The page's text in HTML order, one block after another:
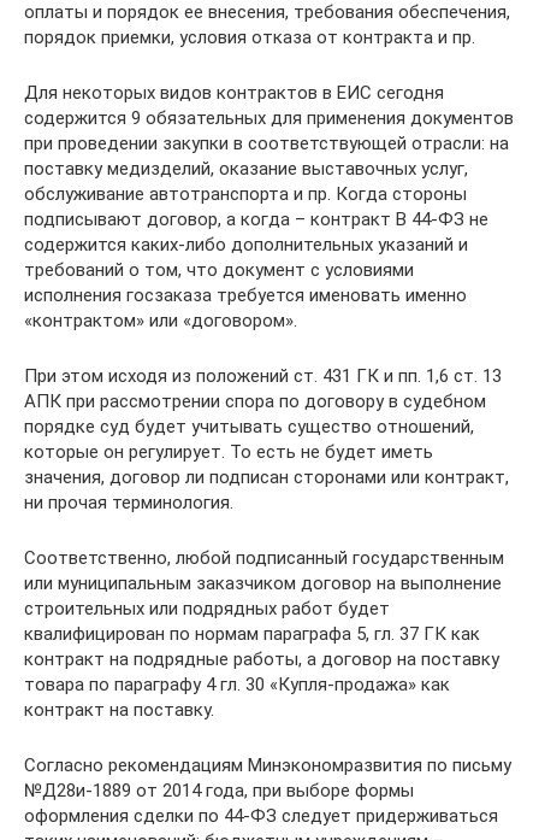
оплаты и порядок ее внесения, требования обеспечения,
порядок приемки, условия отказа от контракта и пр.
Для некоторых видов контрактов в ЕИС сегодня
содержится 9 обязательных для применения документов
при проведении закупки в соответствующей отрасли: на
поставку медизделий, оказание выставочных услуг,
обслуживание автотранспорта и пр. Когда стороны
подписывают договор, а когда – контракт В 44-ФЗ не
содержится каких-либо дополнительных указаний и
требований о том, что документ с условиями
исполнения госзаказа требуется именовать именно
«контрактом» или «договором».
При этом исходя из положений ст. 431 ГК и пп. 1,6 ст. 13
АПК при рассмотрении спора по договору в судебном
порядке суд будет учитывать существо отношений,
которые он регулирует. То есть не будет иметь
значения, договор ли подписан сторонами или контракт,
ни прочая терминология.
Соответственно, любой подписанный государственным
или муниципальным заказчиком договор на выполнение
строительных или подрядных работ будет
квалифицирован по нормам параграфа 5, гл. 37 ГК как
контракт на подрядные работы, а договор на поставку
товара по параграфу 4 гл. 30 «Купля-продажа» как
контракт на поставку.
Согласно рекомендациям Минэкономразвития по письму
№Д28и-1889 от 2014 года, при выборе формы
оформления сделки по 44-ФЗ следует придерживаться